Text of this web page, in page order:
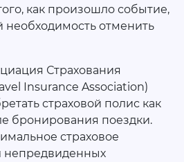
как произошло событие,
необходимость отменить
Страхования
Insurance Association)
страховой полис как
бронирования поездки.
страховое
непредвиденных